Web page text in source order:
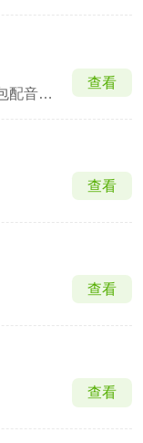
拥有AI变声器功能的语音包配音软件
查看
查看
查看
查看